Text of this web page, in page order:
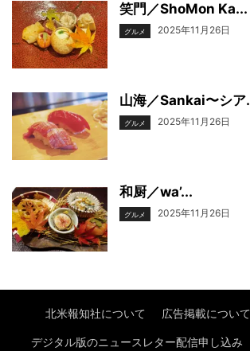
笑門／ShoMon Ka...
グルメ 2025年11月26日
山海／Sankai〜シア
グルメ 2025年11月26日
和厨／wa’...
グルメ 2025年11月26日
北米報知社について 広告掲載について
デジタル版のニュースレター配信申し込み